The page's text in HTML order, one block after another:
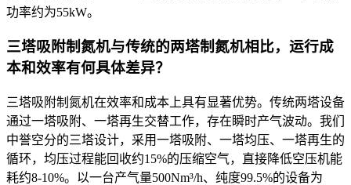
功率约为55kW。
三塔吸附制氮机与传统的两塔制氮机相比，运行成
本和效率有何具体差异？
三塔吸附制氮机在效率和成本上具有显著优势。传统两塔设备
通过一塔吸附、一塔再生交替工作，存在瞬时产气波动。我们
中誉空分的三塔设计，采用一塔吸附、一塔均压、一塔再生的
循环，均压过程能回收约15%的压缩空气，直接降低空压机能
耗约8-10%。以一台产气量500Nm³/h、纯度99.5%的设备为